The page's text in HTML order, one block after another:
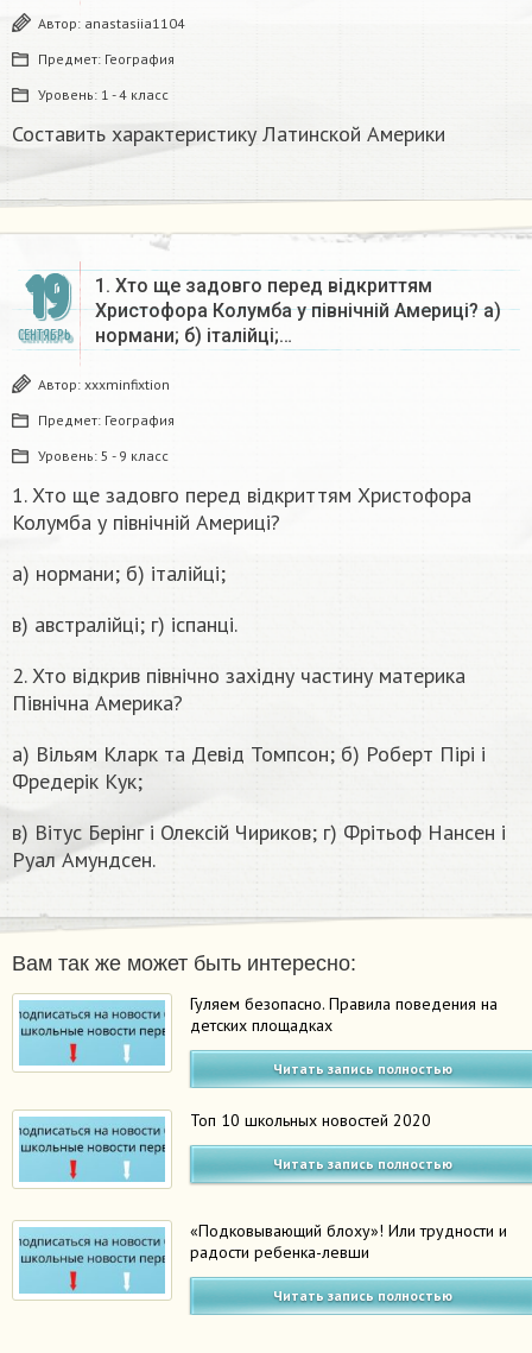
Автор: anastasiia1104
Предмет: География
Уровень: 1 - 4 класс
Составить характеристику Латинской Америки
19
СЕНТЯБРЬ
1. Хто ще задовго перед відкриттям
Христофора Колумба у північній Америці? а)
нормани; б) італійці;…
Автор: xxxminfixtion
Предмет: География
Уровень: 5 - 9 класс
1. Хто ще задовго перед відкриттям Христофора
Колумба у північній Америці?
а) нормани; б) італійці;
в) австралійці; г) іспанці.
2. Хто відкрив північно західну частину материка
Північна Америка?
а) Вільям Кларк та Девід Томпсон; б) Роберт Пірі і
Фредерік Кук;
в) Вітус Берінг і Олексій Чириков; г) Фрітьоф Нансен і
Руал Амундсен.
Вам так же может быть интересно:
Гуляем безопасно. Правила поведения на
детских площадках
Читать запись полностью
Топ 10 школьных новостей 2020
Читать запись полностью
«Подковывающий блоху»! Или трудности и
радости ребенка-левши
Читать запись полностью